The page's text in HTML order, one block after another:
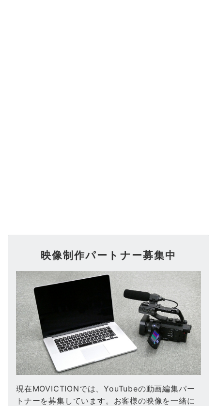
映像制作パートナー募集中
現在MOVICTIONでは、YouTubeの動画編集パー
トナーを募集しています。お客様の映像を一緒に